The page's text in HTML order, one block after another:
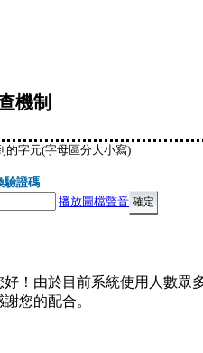
機制
的字元(字母區分大小寫)
驗證碼
播放圖檔聲音
好！由於目前系統使用人數眾
您的配合。